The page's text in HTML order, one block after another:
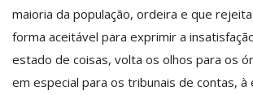
maioria da população, ordeira e que
forma aceitável para exprimir a
estado de coisas, volta os olhos para os
em especial para os tribunais de contas, à